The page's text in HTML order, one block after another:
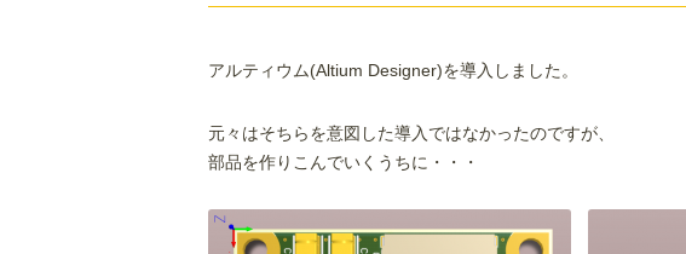
アルティウム(Altium Designer)を導入しました。
元々はそちらを意図した導入ではなかったのですが、
部品を作りこんでいくうちに・・・